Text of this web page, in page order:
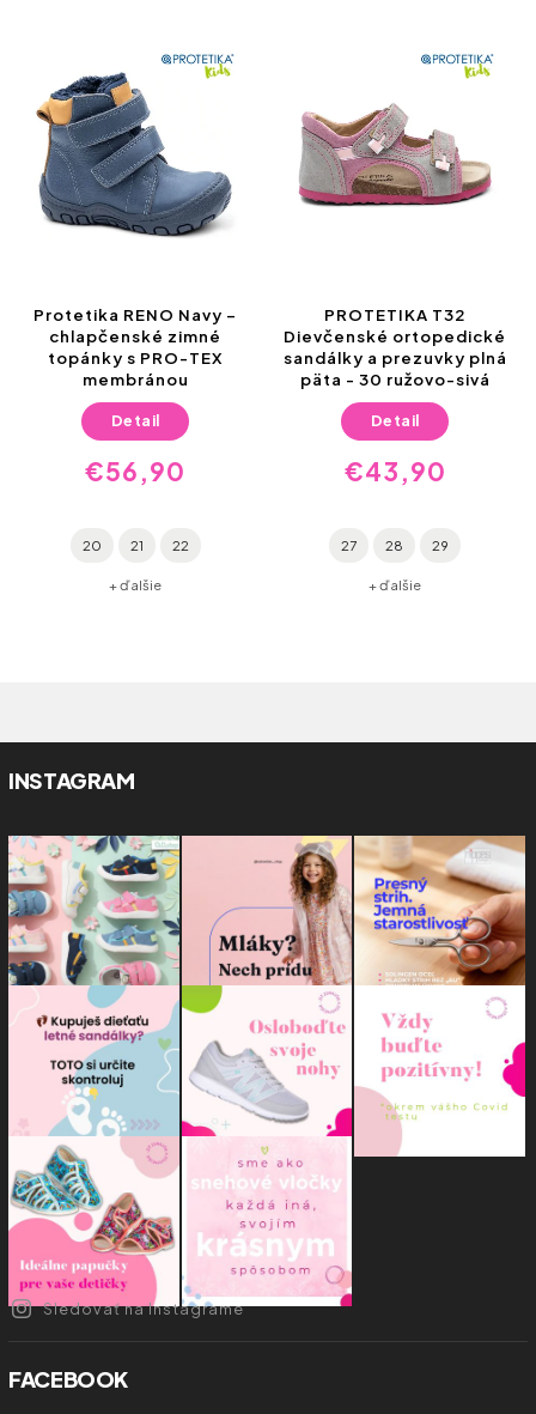
Protetika RENO Navy –
chlapčenské zimné
topánky s PRO-TEX
membránou
€56,90
Detail
20 21 22
+ ďalšie
PROTETIKA T32
Dievčenské ortopedické
sandálky a prezuvky plná
päta - 30 ružovo-sivá
€43,90
Detail
27 28 29
+ ďalšie
INSTAGRAM
Sledovať na Instagrame
FACEBOOK